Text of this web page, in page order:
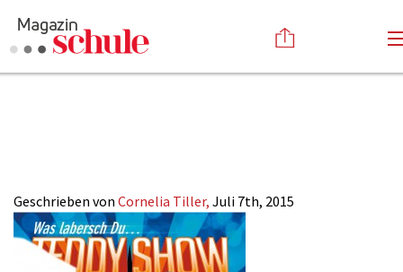
Mediadaten
Kontakt
Impressum
Anmelden
Geschrieben von Cornelia Tiller, Juli 7th, 2015